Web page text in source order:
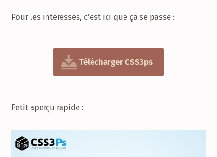
Pour les intéressés, c’est ici que ça se passe :
Télécharger CSS3ps
Petit aperçu rapide :